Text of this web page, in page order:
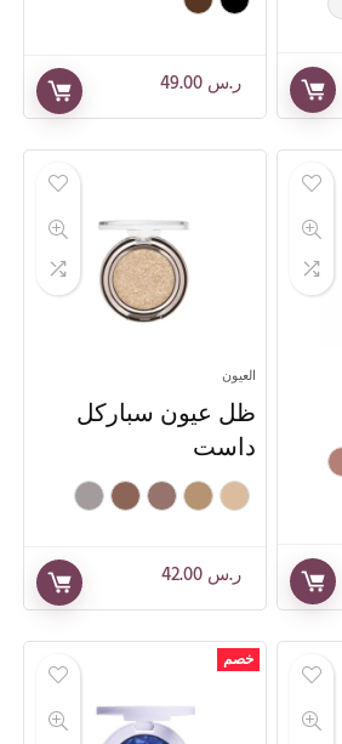
ر.س49.00
العيون
ظل عيون سباركل
داست
ر.س42.00
خصم